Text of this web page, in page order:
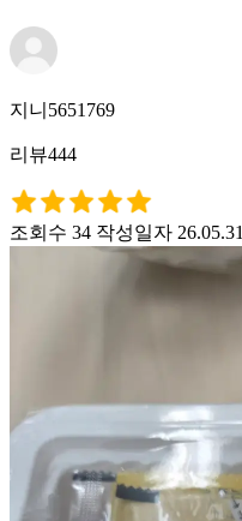
지니5651769
리뷰444
조회수 34 작성일자 26.05.31